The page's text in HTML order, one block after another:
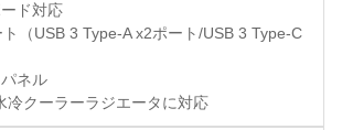
ド対応
ト（USB 3 Type-A x2ポート/USB 3 Type-C
ネル
冷クーラーラジエータに対応